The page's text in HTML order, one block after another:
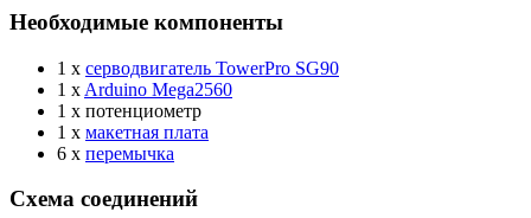
Необходимые компоненты
1 x серводвигатель TowerPro SG90
1 x Arduino Mega2560
1 x потенциометр
1 x макетная плата
6 x перемычка
Схема соединений